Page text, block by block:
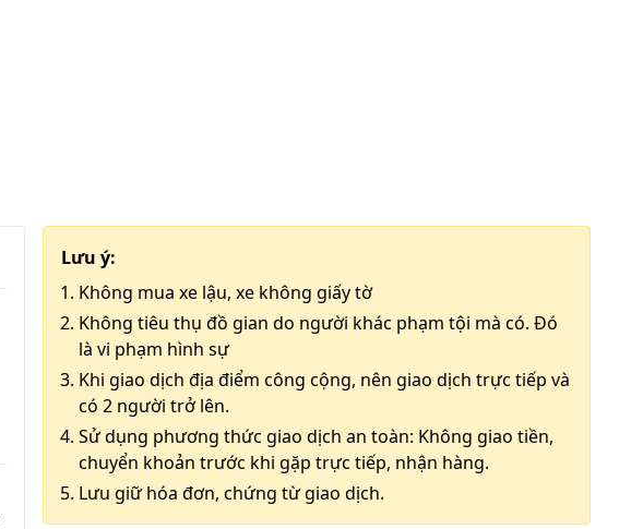
Lưu ý:
Không mua xe lậu, xe không giấy tờ
Không tiêu thụ đồ gian do người khác phạm tội mà có. Đó
là vi phạm hình sự
Khi giao dịch địa điểm công cộng, nên giao dịch trực tiếp và
có 2 người trở lên.
Sử dụng phương thức giao dịch an toàn: Không giao tiền,
chuyển khoản trước khi gặp trực tiếp, nhận hàng.
Lưu giữ hóa đơn, chứng từ giao dịch.